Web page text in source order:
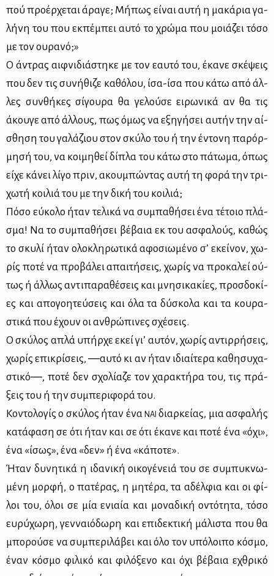
πού προ­έρ­χε­ται άρα­γε; Μή­πως εί­ναι αυ­τή η μα­κά­ρια γα­
λή­νη του που εκ­πέ­μπει αυ­τό το χρώ­μα που μοιά­ζει τό­σο
με τον ου­ρα­νό;»
Ο άντρας αιφ­νι­διά­στη­κε με τον εαυ­τό του, έκα­νε σκέ­ψεις
που δεν τις συ­νή­θι­ζε κα­θό­λου, ίσα-ίσα που κά­τω από άλ­
λες συν­θή­κες σί­γου­ρα θα γε­λού­σε ει­ρω­νι­κά αν θα τις
άκου­γε από άλ­λους, πως όμως να εξη­γή­σει αυ­τήν την αί­
σθη­ση του γα­λά­ζιου στον σκύ­λο του ή την έντο­νη πα­ρόρ­
μη­σή του, να κοι­μη­θεί δί­πλα του κά­τω στο πά­τω­μα, όπως
εί­χε κά­νει λί­γο πριν, ακου­μπώ­ντας αυ­τή τη φο­ρά την τρι­
χω­τή κοι­λιά του με την δι­κή του κοι­λιά;
Πό­σο εύ­κο­λο ήταν τε­λι­κά να συ­μπα­θή­σει ένα τέ­τοιο πλά­
σμα! Να το συ­μπα­θή­σει βέ­βαια εκ του ασφα­λούς, κα­θώς
το σκυ­λί ήταν ολο­κλη­ρω­τι­κά αφο­σιω­μέ­νο σ’ εκεί­νον, χω­
ρίς πο­τέ να προ­βά­λει απαι­τή­σεις, χω­ρίς να προ­κα­λεί ού­
τως ή άλ­λως αντι­πα­ρα­θέ­σεις και μνη­σι­κα­κί­ες, προσ­δο­κί­
ες και απο­γοη­τεύ­σεις και όλα τα δύ­σκο­λα και τα κου­ρα­
στι­κά που έχουν οι αν­θρώ­πι­νες σχέ­σεις.
Ο σκύ­λος απλά υπήρ­χε εκεί γι’ αυ­τόν, χω­ρίς αντιρ­ρή­σεις,
χω­ρίς επι­κρί­σεις, ―αυ­τό κι αν ήταν ιδιαί­τε­ρα κα­θη­συ­χα­
στι­κό―, πο­τέ δεν σχο­λί­α­ζε τον χα­ρα­κτή­ρα του, τις πρά­
ξεις του ή την συ­μπε­ρι­φο­ρά του.
Κο­ντο­λο­γίς ο σκύ­λος ήταν ένα ΝΑΙ διαρ­κεί­ας, μια ασφα­λής
κα­τά­φα­ση σε ότι ήταν και σε ότι έκα­νε και πο­τέ ένα «όχι»,
ένα «ίσως», ένα «δεν» ή ένα «κά­πο­τε».
Ήταν δυ­νη­τι­κά η ιδα­νι­κή οι­κο­γέ­νειά του σε συ­μπυ­κνω­
μέ­νη μορ­φή, ο πα­τέ­ρας, η μη­τέ­ρα, τα αδέλ­φια και οι φί­
λοι του, όλοι σε μία ενιαία και μο­να­δι­κή οντό­τη­τα, τό­σο
ευ­ρύ­χω­ρη, γεν­ναιό­δω­ρη και επι­δε­κτι­κή μά­λι­στα που θα
μπο­ρού­σε να συ­μπε­ρι­λά­βει και όλο τον υπό­λοι­πο κό­σμο,
έναν κό­σμο φι­λι­κό και φι­λό­ξε­νο και όχι βέ­βαια εχθρι­κό